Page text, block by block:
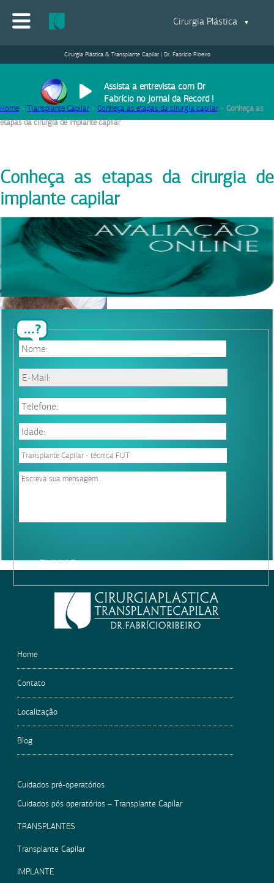
Cirurgia Plástica ▼
Cirurgia Plástica & Transplante Capilar | Dr. Fabrício Ribeiro
Assista a entrevista com Dr
Fabrício no Jornal da Record !
Home > Transplante Capilar > Conheça as etapas da cirurgia capilar > Conheça as
etapas da cirurgia de implante capilar
leave
Conheça as etapas da cirurgia de
implante capilar
18/02/2014 |Equipe Dr. Fabrício Ribeiro
Home
Contato
Localização
Blog
Cuidados pré-operatórios
Cuidados pós operatórios – Transplante Capilar
TRANSPLANTES
Transplante Capilar
IMPLANTE